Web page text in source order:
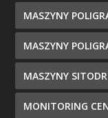
MASZYNY
MASZYNY
MASZYNY
MONITORING